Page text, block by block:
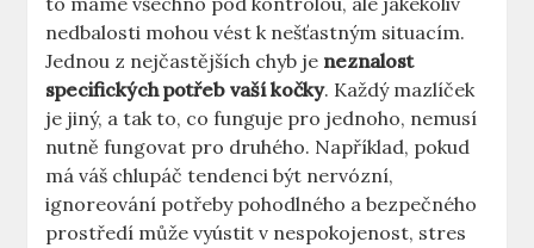
nedbalosti mohou vést k nešťastným situacím.
Jednou z nejčastějších chyb je neznalost
specifických potřeb vaší kočky. Každý mazlíček
je jiný, a tak to, co funguje pro jednoho, nemusí
nutně fungovat pro druhého. Například, pokud
má váš chlupáč tendenci být nervózní,
ignoreování potřeby pohodlného a bezpečného
prostředí může vyústit v nespokojenost, stres